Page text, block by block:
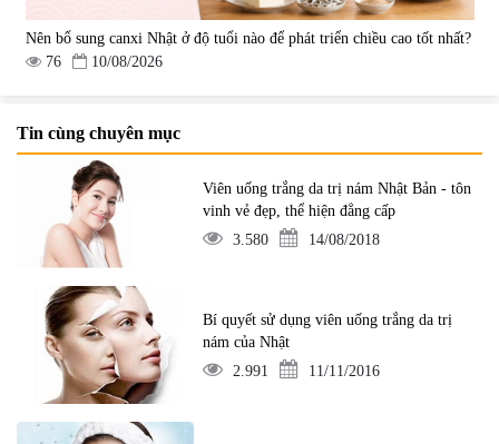
Nên bổ sung canxi Nhật ở độ tuổi nào để phát triển chiều cao tốt nhất?
76
10/08/2026
Tin cùng chuyên mục
Viên uống trắng da trị nám Nhật Bản - tôn
vinh vẻ đẹp, thể hiện đẳng cấp
3.580
14/08/2018
Bí quyết sử dụng viên uống trắng da trị
nám của Nhật
2.991
11/11/2016